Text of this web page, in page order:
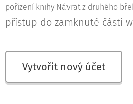
pořízení knihy Návrat z druhého
přístup do zamknuté části
Vytvořit nový účet